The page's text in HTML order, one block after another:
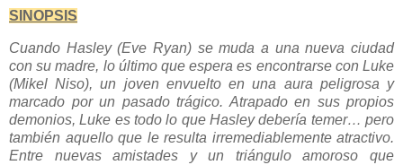
SINOPSIS
Cuando Hasley (Eve Ryan) se muda a una nueva ciudad
con su madre, lo último que espera es encontrarse con Luke
(Mikel Niso), un joven envuelto en una aura peligrosa y
marcado por un pasado trágico. Atrapado en sus propios
demonios, Luke es todo lo que Hasley debería temer… pero
también aquello que le resulta irremediablemente atractivo.
Entre nuevas amistades y un triángulo amoroso que